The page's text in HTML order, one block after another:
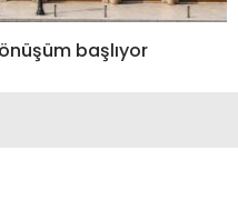
başlıyor